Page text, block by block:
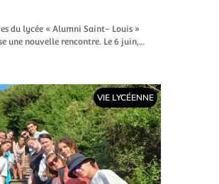
du lycée « Alumni Saint- Louis »
une nouvelle rencontre. Le 6 juin,…
VIE LYCÉENNE